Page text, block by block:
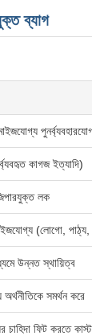
ব্যাগ
কাগজ ইত্যাদি)
লক
(লোগো, পাঠ্য,
উন্নত স্থায়িত্ব
সমর্থন করে
ফিট করতে